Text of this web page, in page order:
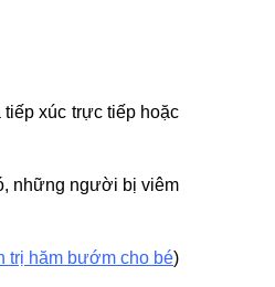
xúc trực tiếp hoặc
những người bị viêm
trị hăm bướm cho bé)